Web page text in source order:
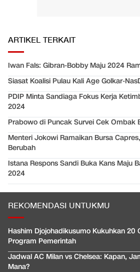
ARTIKEL TERKAIT
Iwan Fals: Gibran-Bobby Maju 2024
Siasat Koalisi Pulau Kali Age Golkar-
PDIP Minta Sandiaga Fokus Kerja
2024
Prabowo di Puncak Survei Cek Ombak
Menteri Jokowi Ramaikan Bursa
Berubah
Istana Respons Sandi Buka Kans Maju
2024
REKOMENDASI UNTUKMU
Hashim Djojohadikusumo Kukuhkan 20
Program Pemerintah
Jadwal AC Milan vs Chelsea: Kapan,
Mana?